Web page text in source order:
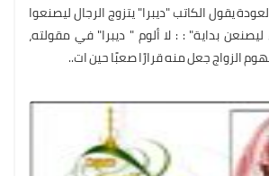
يقول الكاتب "ديبرا" يتزوج الرجال ليصنعوا
ليصنعن بداية" : : لا ألوم " ديبرا" في مقولته،
الزواج جعل منه قرارًا صعبًا حين ات..